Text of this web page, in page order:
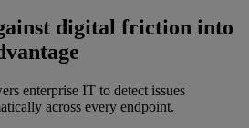
digital friction into
enterprise IT to detect issues
across every endpoint.